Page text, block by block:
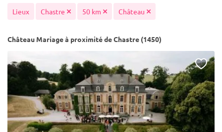
Lieux Chastre 50 km Château
Château Mariage à proximité de Chastre (1450)